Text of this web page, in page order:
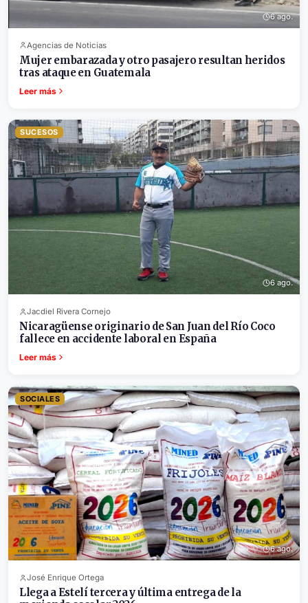
6 ago.
Agencias de Noticias
Mujer embarazada y otro pasajero resultan heridos
tras ataque en Guatemala
Leer más
SUCESOS
6 ago.
Jacdiel Rivera Cornejo
Nicaragüense originario de San Juan del Río Coco
fallece en accidente laboral en España
Leer más
SOCIALES
6 ago.
José Enrique Ortega
Llega a Estelí tercera y última entrega de la